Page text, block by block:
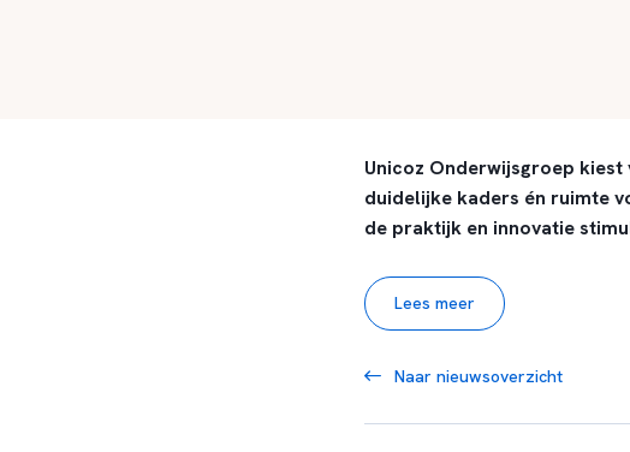
Unicoz Onderwijsgroep
duidelijke kaders én ruimte
de praktijk en innovatie
Lees meer
Naar nieuwsoverzicht